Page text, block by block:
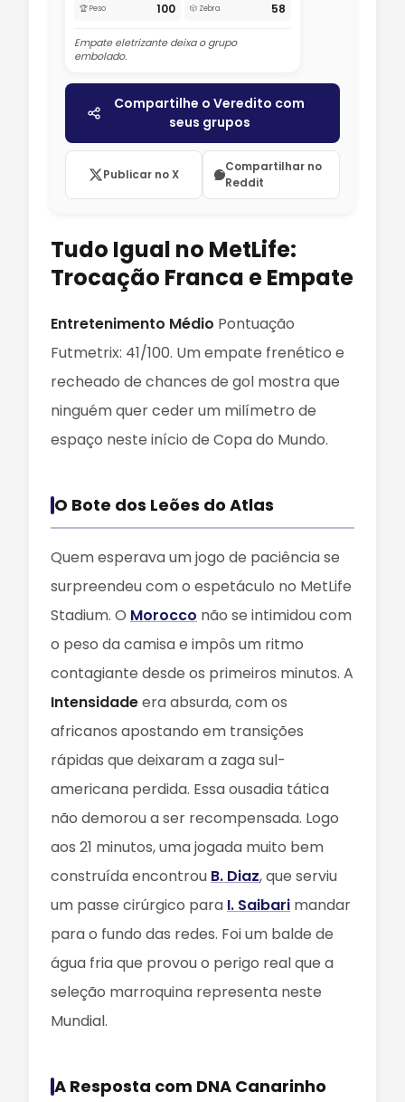
🏆 Peso 100 🎲 Zebra 58
Empate eletrizante deixa o grupo
embolado.
Compartilhe o Veredito com
seus grupos
Publicar no X
Compartilhar no
Reddit
Tudo Igual no MetLife:
Trocação Franca e Empate
Entretenimento Médio Pontuação
Futmetrix: 41/100. Um empate frenético e
recheado de chances de gol mostra que
ninguém quer ceder um milímetro de
espaço neste início de Copa do Mundo.
O Bote dos Leões do Atlas
Quem esperava um jogo de paciência se
surpreendeu com o espetáculo no MetLife
Stadium. O Morocco não se intimidou com
o peso da camisa e impôs um ritmo
contagiante desde os primeiros minutos. A
Intensidadeera absurda, com os
africanos apostando em transições
rápidas que deixaram a zaga sul-
americana perdida. Essa ousadia tática
não demorou a ser recompensada. Logo
aos 21 minutos, uma jogada muito bem
construída encontrou B. Diaz, que serviu
um passe cirúrgico para I. Saibari mandar
para o fundo das redes. Foi um balde de
água fria que provou o perigo real que a
seleção marroquina representa neste
Mundial.
A Resposta com DNA Canarinho